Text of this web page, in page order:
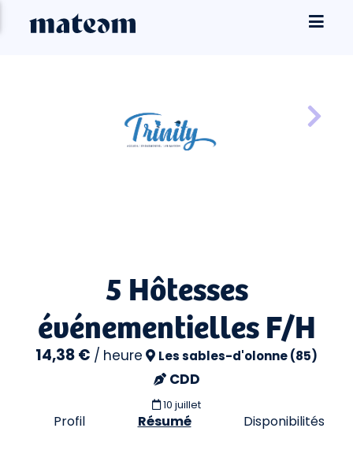
5 Hôtesses
événementielles F/H
14,38 € / heure Les sables-d'olonne (85)
CDD
10 juillet
Profil Résumé Disponibilités